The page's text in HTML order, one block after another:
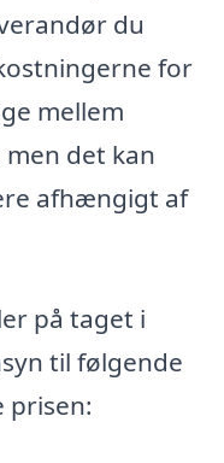
du
for
mellem
men det kan
afhængigt af
på taget i
til følgende
prisen: